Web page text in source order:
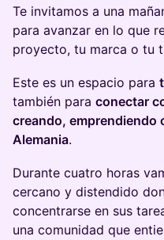
Te invitamos a una
para avanzar en lo que
proyecto, tu marca o tu
Este es un espacio para
también para conectar
creando, emprendiendo
Alemania.
Durante cuatro horas
cercano y distendido
concentrarse en sus
una comunidad que